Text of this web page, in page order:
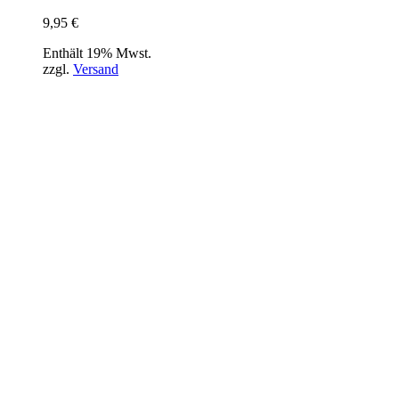
9,95 €
Enthält 19% Mwst.
zzgl. Versand